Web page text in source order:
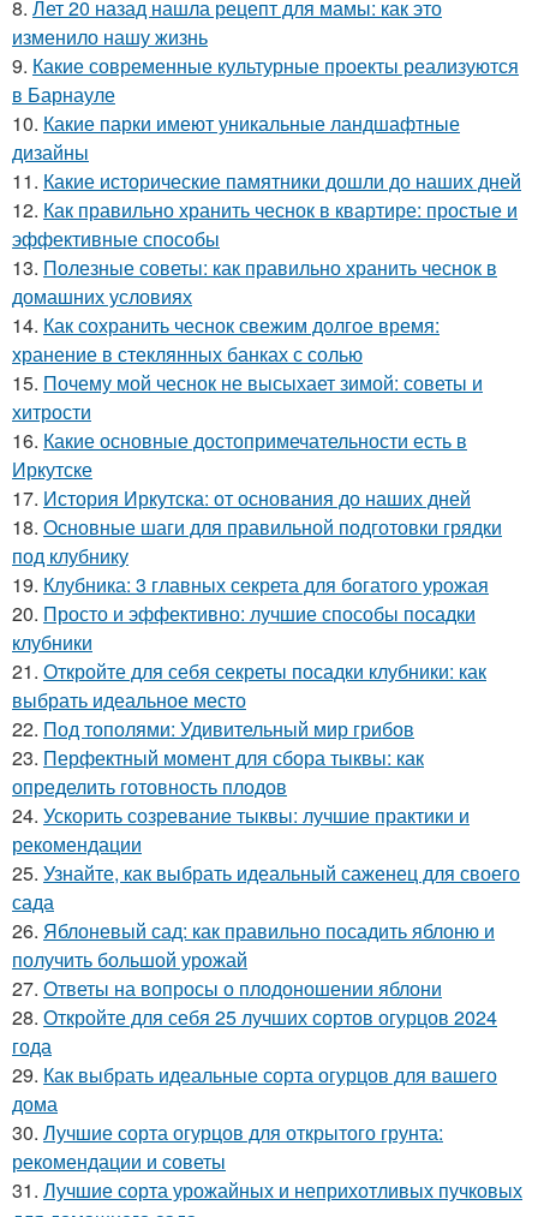
8. Лет 20 назад нашла рецепт для мамы: как это
изменило нашу жизнь
9. Какие современные культурные проекты реализуются
в Барнауле
10. Какие парки имеют уникальные ландшафтные
дизайны
11. Какие исторические памятники дошли до наших дней
12. Как правильно хранить чеснок в квартире: простые и
эффективные способы
13. Полезные советы: как правильно хранить чеснок в
домашних условиях
14. Как сохранить чеснок свежим долгое время:
хранение в стеклянных банках с солью
15. Почему мой чеснок не высыхает зимой: советы и
хитрости
16. Какие основные достопримечательности есть в
Иркутске
17. История Иркутска: от основания до наших дней
18. Основные шаги для правильной подготовки грядки
под клубнику
19. Клубника: 3 главных секрета для богатого урожая
20. Просто и эффективно: лучшие способы посадки
клубники
21. Откройте для себя секреты посадки клубники: как
выбрать идеальное место
22. Под тополями: Удивительный мир грибов
23. Перфектный момент для сбора тыквы: как
определить готовность плодов
24. Ускорить созревание тыквы: лучшие практики и
рекомендации
25. Узнайте, как выбрать идеальный саженец для своего
сада
26. Яблоневый сад: как правильно посадить яблоню и
получить большой урожай
27. Ответы на вопросы о плодоношении яблони
28. Откройте для себя 25 лучших сортов огурцов 2024
года
29. Как выбрать идеальные сорта огурцов для вашего
дома
30. Лучшие сорта огурцов для открытого грунта:
рекомендации и советы
31. Лучшие сорта урожайных и неприхотливых пучковых